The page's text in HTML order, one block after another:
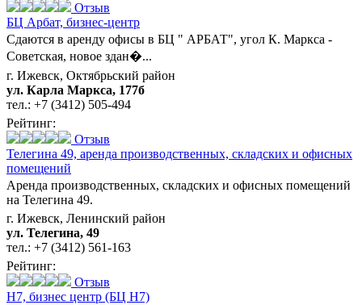
Отзыв
БЦ Арбат, бизнес-центр
Сдаются в аренду офисы в БЦ " АРБАТ", угол К. Маркса -
Советская, новое здан�...
г. Ижевск, Октябрьский район
ул. Карла Маркса, 177б
тел.: +7 (3412) 505-494
Рейтинг:
Отзыв
Телегина 49, аренда производственных, складских и офисных
помещений
Аренда производственных, складских и офисных помещений
на Телегина 49.
г. Ижевск, Ленинский район
ул. Телегина, 49
тел.: +7 (3412) 561-163
Рейтинг:
Отзыв
H7, бизнес центр (БЦ H7)